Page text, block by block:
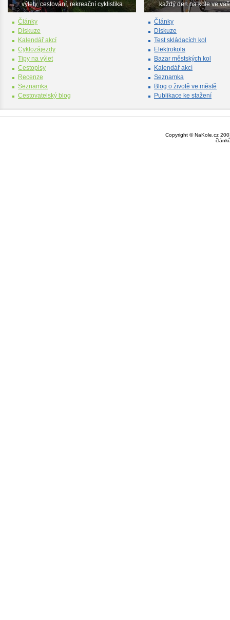
výlety, cestování, rekreační cyklistika
Články
Diskuze
Kalendář akcí
Cyklozájezdy
Tipy na výlet
Cestopisy
Recenze
Seznamka
Cestovatelský blog
každý den na kole ve
Články
Diskuze
Test skládacích kol
Elektrokola
Bazar městských kol
Kalendář akcí
Seznamka
Blog o životě ve městě
Publikace ke stažení
Copyright © NaKole.cz